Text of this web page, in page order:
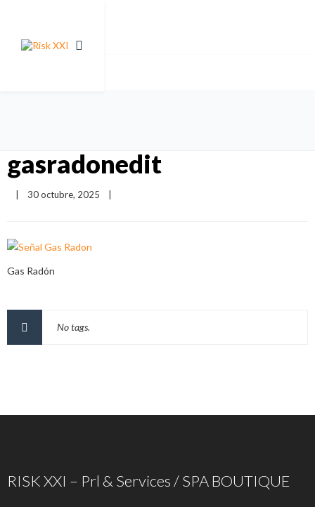
gasradonedit
30 octubre, 2025
Gas Radón
No tags.
RISK XXI – Prl & Services / SPA BOUTIQUE